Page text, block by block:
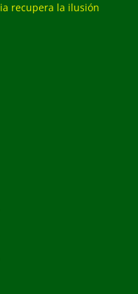
recupera la ilusión